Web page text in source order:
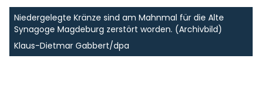
Niedergelegte Kränze sind am Mahnmal für die Alte
Synagoge Magdeburg zerstört worden. (Archivbild)
Klaus-Dietmar Gabbert/dpa